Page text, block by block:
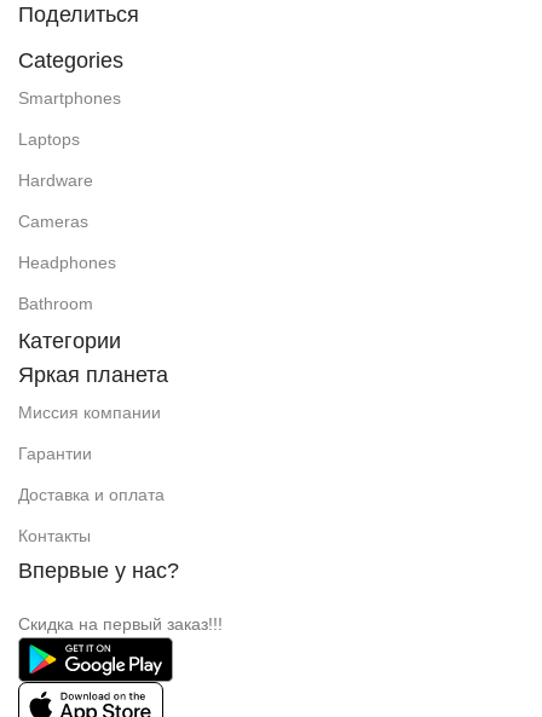
Поделиться
Categories
Smartphones
Laptops
Hardware
Cameras
Headphones
Bathroom
Категории
Яркая планета
Миссия компании
Гарантии
Доставка и оплата
Контакты
Впервые у нас?
Скидка на первый заказ!!!